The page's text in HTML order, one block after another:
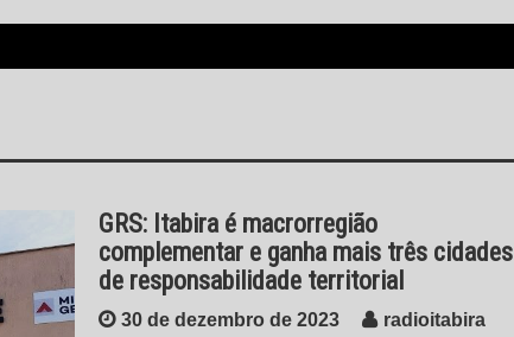
GRS: Itabira é macrorregião
complementar e ganha mais três cidades
de responsabilidade territorial
30 de dezembro de 2023 radioitabira